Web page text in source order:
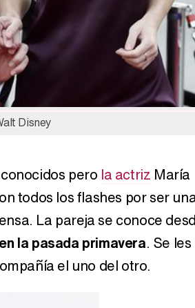
Disney
pero la actriz María
todos los flashes por ser
La pareja se conoce
la pasada primavera. Se les
el uno del otro.